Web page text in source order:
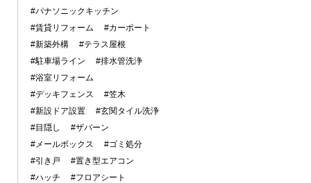
#パナソニックキッチン
#賃貸リフォーム
#カーポート
#新築外構
#テラス屋根
#駐車場ライン
#排水管洗浄
#浴室リフォーム
#デッキフェンス
#笠木
#新設ドア設置
#玄関タイル洗浄
#目隠し
#ザバーン
#メールボックス
#ゴミ処分
#引き戸
#置き型エアコン
#ハッチ
#フロアシート